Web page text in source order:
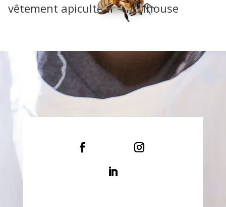
vêtement apiculteur – Mulhouse